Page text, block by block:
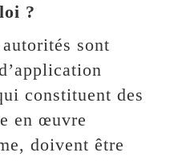
?
sont
constituent des
en œuvre
doivent être